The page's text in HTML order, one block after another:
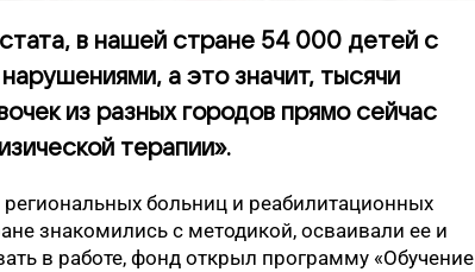
в нашей стране 54 000 детей с
а это значит, тысячи
из разных городов прямо сейчас
терапии».
больниц и реабилитационных
знакомились с методикой, осваивали ее и
в работе, фонд открыл программу «Обучение